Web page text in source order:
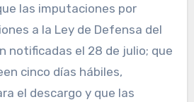
las imputaciones por
a la Ley de Defensa del
notificadas el 28 de julio; que
cinco días hábiles,
el descargo y que las